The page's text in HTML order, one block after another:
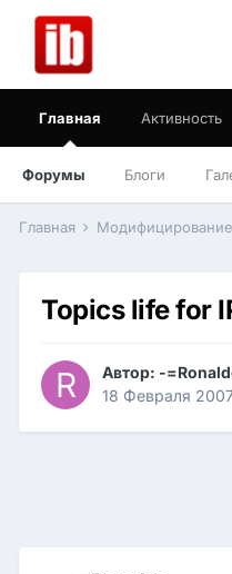
Главная
Форумы Блоги
Активность
Главная Модифицирование
Topics life for
Автор: -
18 Февраля